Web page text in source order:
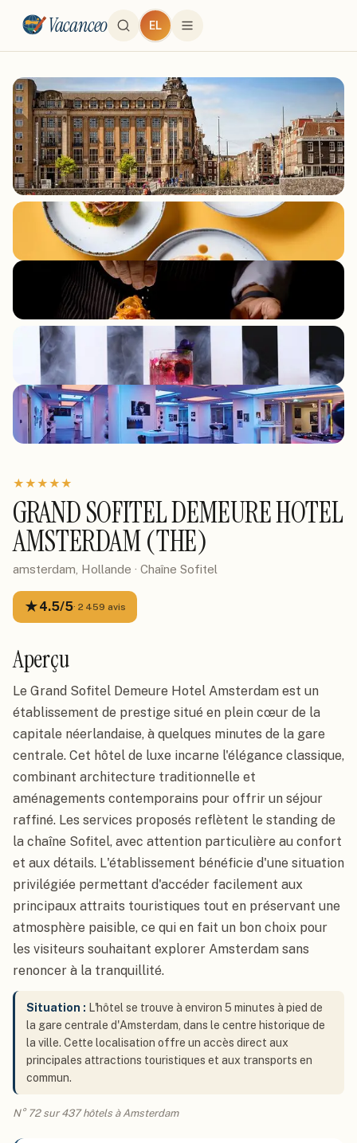
Vacanceo EL
★★★★★
GRAND SOFITEL DEMEURE HOTEL
AMSTERDAM (THE)
amsterdam, Hollande · Chaîne Sofitel
★4.5/5· 2 459 avis
Aperçu
Le Grand Sofitel Demeure Hotel Amsterdam est un
établissement de prestige situé en plein cœur de la
capitale néerlandaise, à quelques minutes de la gare
centrale. Cet hôtel de luxe incarne l'élégance classique,
combinant architecture traditionnelle et
aménagements contemporains pour offrir un séjour
raffiné. Les services proposés reflètent le standing de
la chaîne Sofitel, avec attention particulière au confort
et aux détails. L'établissement bénéficie d'une situation
privilégiée permettant d'accéder facilement aux
principaux attraits touristiques tout en préservant une
atmosphère paisible, ce qui en fait un bon choix pour
les visiteurs souhaitant explorer Amsterdam sans
renoncer à la tranquillité.
Situation : L'hôtel se trouve à environ 5 minutes à pied de
la gare centrale d'Amsterdam, dans le centre historique de
la ville. Cette localisation offre un accès direct aux
principales attractions touristiques et aux transports en
commun.
N° 72 sur 437 hôtels à Amsterdam